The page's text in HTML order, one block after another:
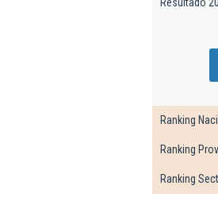
Ranking
Ranking
Ranking